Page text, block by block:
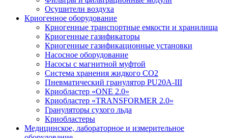
Осушители воздуха
Криогенное оборудование
Криогенные транспортные емкости и хранилища
Криогенные газификаторы
Криогенные газификационные установки
Насосное оборудование
Насосы с магнитной муфтой
Система хранения жидкого CO2
Пневматический гранулятор PU20A-III
Криобластер «ONE 2.0»
Криобластер «TRANSFORMER 2.0»
Грануляторы сухого льда
Криобластеры
Медицинское, лабораторное и измерительное